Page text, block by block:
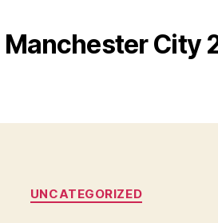
City
Categorías
UNCATEGORIZED